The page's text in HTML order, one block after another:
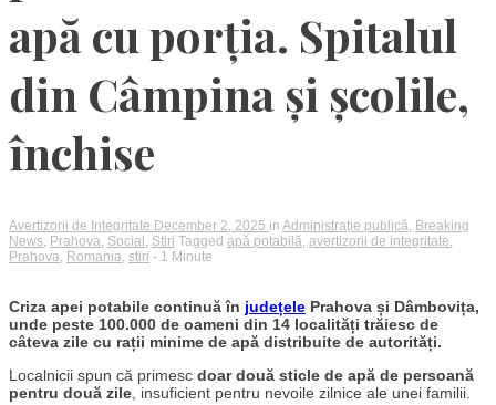
apă cu porția. Spitalul
din Câmpina și școlile,
închise
Avertizorii de Integritate December 2, 2025 in Administrație publică, Breaking
News, Prahova, Social , Stiri Tagged apă potabilă, avertizorii de integritate,
Prahova, Romania, stiri - 1 Minute
Criza apei potabile continuă în județele Prahova și Dâmbovița,
unde peste 100.000 de oameni din 14 localități trăiesc de
câteva zile cu rații minime de apă distribuite de autorități.
Localnicii spun că primesc doar două sticle de apă de persoană
pentru două zile , insuficient pentru nevoile zilnice ale unei familii.